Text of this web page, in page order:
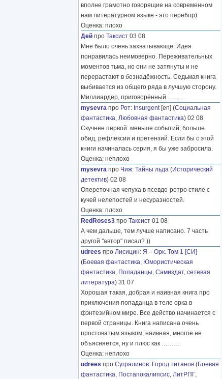
вполне грамотно говорящие на современном
нам литературном языке - это перебор)
Оценка: плохо
Дей про Таксист 03 08
Мне было очень захватывающе. Идея
понравилась неимоверно. Переживательных
моментов тьма, но они не затянуты и не
перерастают в безнадёжность. Седьмая книга
выбивается из общего ряда в лучшую сторону.
Миллиардер, приговорённый ………
mysevra про Рот: Insurgent[en] (Социальная
фантастика, Любовная фантастика) 02 08
Скучнее первой: меньше событий, больше
обид, рефлексии и претензий. Если бы с этой
книги начиналась серия, я бы уже забросила.
Оценка: неплохо
mysevra про Чиж: Тайны льда (Исторический
детектив) 02 08
Опереточная чепуха в псевдо-ретро стиле с
кучей нелепостей и несуразностей.
Оценка: плохо
RedRoses3 про Таксист 01 08
А чем дальше, тем лучше написано. 7 часть
другой "автор" писал? ))
udrees про Лисицин: Я – Орк. Том 1 [СИ]
(Боевая фантастика, Юмористическая
фантастика, Попаданцы, Самиздат, сетевая
литература) 31 07
Хорошая такая, добрая и наивная книга про
приключения попаданца в теле орка в
фэнтезийном мире. Все действо начинается с
первой страницы. Книга написана очень
простоватым языком, наивная, многое не
объясняется, ну и плюс как ………
Оценка: неплохо
udrees про Сугралинов: Город титанов (Боевая
фантастика, Постапокалипсис, ЛитРПГ,